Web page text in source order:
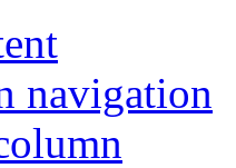
navigation